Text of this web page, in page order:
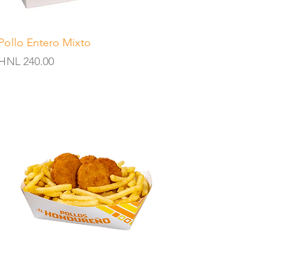
Quick View
Entero Mixto
240.00